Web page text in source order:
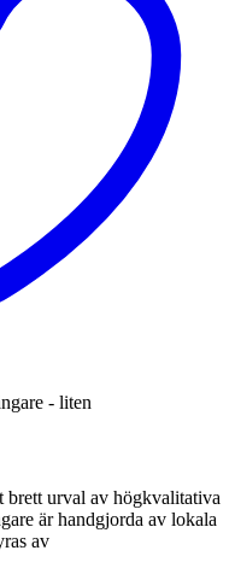
urval av högkvalitativa
är handgjorda av lokala
av